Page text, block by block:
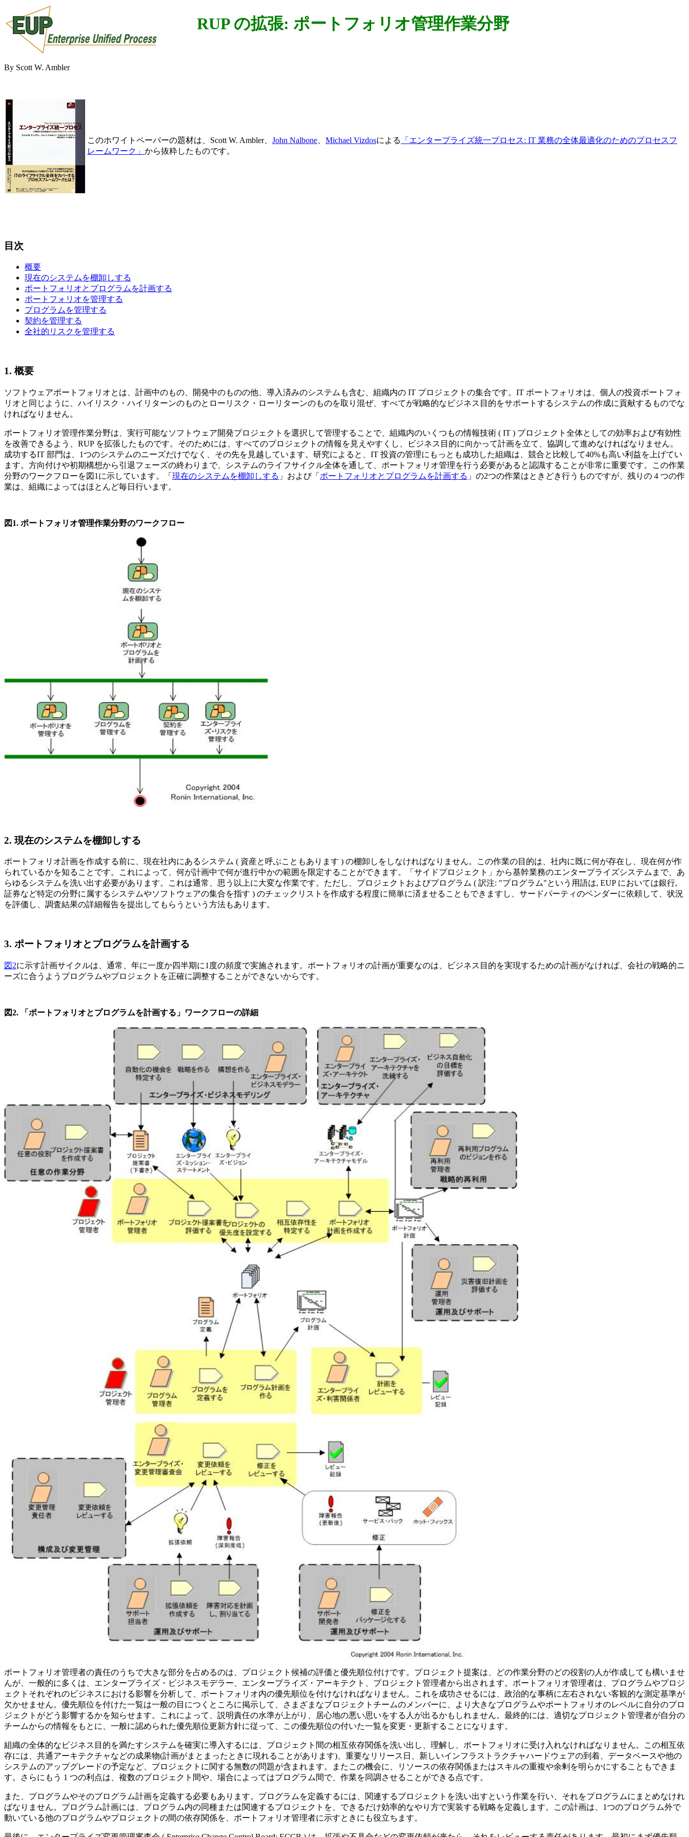
RUP の拡張: ポートフォリオ管理作業分野
By Scott W. Ambler
このホワイトペーパーの題材は、Scott W. Ambler、 John Nalbone Michael Vizdosによる
「エンタープライズ統一プロセス: IT 業務の全体最適化のためのプロセスフ
レームワーク」 から抜粋したものです。
目次
概要
現在のシステムを棚卸しする
ポートフォリオとプログラムを計画する
ポートフォリオを管理する
プログラムを管理する
契約を管理する
全社的リスクを管理する
1. 概要
ソフトウェアポートフォリオとは、計画中のもの、開発中のものの他、導入済みのシステムも含む、組織内の IT プロジェクトの集合です。IT ポートフォリオは、個人の投資ポートフォ
リオと同じように、ハイリスク・ハイリターンのものとローリスク・ローリターンのものを取り混ぜ、すべてが戦略的なビジネス目的をサポートするシステムの作成に貢献するものでな
ければなりません。
ポートフォリオ管理作業分野は、実行可能なソフトウェア開発プロジェクトを選択して管理することで、組織内のいくつもの情報技術 ( IT ) プロジェクト全体としての効率および有効性
を改善できるよう、RUP を拡張したものです。そのためには、すべてのプロジェクトの情報を見えやすくし、ビジネス目的に向かって計画を立て、協調して進めなければなりません。
成功するIT 部門は、1つのシステムのニーズだけでなく、その先を見越しています。研究によると、IT 投資の管理にもっとも成功した組織は、競合と比較して40%も高い利益を上げてい
ます。方向付けや初期構想から引退フェーズの終わりまで、システムのライフサイクル全体を通して、ポートフォリオ管理を行う必要があると認識することが非常に重要です。この作業
分野のワークフローを図1に示しています。「 現在のシステムを棚卸しする 」および「 ポートフォリオとプログラムを計画する 」の2つの作業はときどき行うものですが、残りの 4 つの作
業は、組織によってはほとんど毎日行います。
図1. ポートフォリオ管理作業分野のワークフロー
2. 現在のシステムを棚卸しする
ポートフォリオ計画を作成する前に、現在社内にあるシステム ( 資産と呼ぶこともあります ) の棚卸しをしなければなりません。この作業の目的は、社内に既に何が存在し、現在何が作
られているかを知ることです。これによって、何が計画中で何が進行中かの範囲を限定することができます。「サイドプロジェクト」から基幹業務のエンタープライズシステムまで、あ
らゆるシステムを洗い出す必要があります。これは通常、思う以上に大変な作業です。ただし、プロジェクトおよびプログラム ( 訳注: "プログラム"という用語は, EUP においては銀行,
証券など特定の分野に属するシステムやソフトウェアの集合を指す ) のチェックリストを作成する程度に簡単に済ませることもできますし、サードパーティのベンダーに依頼して、状況
を評価し、調査結果の詳細報告を提出してもらうという方法もあります。
3. ポートフォリオとプログラムを計画する
図2に示す計画サイクルは、通常、年に一度か四半期に1度の頻度で実施されます。ポートフォリオの計画が重要なのは、ビジネス目的を実現するための計画がなければ、会社の戦略的ニ
ーズに合うようプログラムやプロジェクトを正確に調整することができないからです。
図2. 「ポートフォリオとプログラムを計画する」ワークフローの詳細
ポートフォリオ管理者の責任のうちで大きな部分を占めるのは、プロジェクト候補の評価と優先順位付けです。プロジェクト提案は、どの作業分野のどの役割の人が作成しても構いませ
んが、一般的に多くは、エンタープライズ・ビジネスモデラー、エンタープライズ・アーキテクト、プロジェクト管理者から出されます。ポートフォリオ管理者は、プログラムやプロジ
ェクトそれぞれのビジネスにおける影響を分析して、ポートフォリオ内の優先順位を付けなければなりません。これを成功させるには、政治的な事柄に左右されない客観的な測定基準が
欠かせません。優先順位を付けた一覧は一般の目につくところに掲示して、さまざまなプロジェクトチームのメンバーに、より大きなプログラムやポートフォリオのレベルに自分のプロ
ジェクトがどう影響するかを知らせます。これによって、説明責任の水準が上がり、居心地の悪い思いをする人が出るかもしれません。最終的には、適切なプロジェクト管理者が自分の
チームからの情報をもとに、一般に認められた優先順位更新方針に従って、この優先順位の付いた一覧を変更・更新することになります。
組織の全体的なビジネス目的を満たすシステムを確実に導入するには、プロジェクト間の相互依存関係を洗い出し、理解し、ポートフォリオに受け入れなければなりません。この相互依
存には、共通アーキテクチャなどの成果物(計画がまとまったときに現れることがあります)、重要なリリース日、新しいインフラストラクチャハードウェアの到着、データベースや他の
システムのアップグレードの予定など、プロジェクトに関する無数の問題が含まれます。またこの機会に、リソースの依存関係またはスキルの重複や余剰を明らかにすることもできま
す。さらにもう 1 つの利点は、複数のプロジェクト間や、場合によってはプログラム間で、作業を同調させることができる点です。
また、プログラムやそのプログラム計画を定義する必要もあります。プログラムを定義するには、関連するプロジェクトを洗い出すという作業を行い、それをプログラムにまとめなけれ
ばなりません。プログラム計画には、プログラム内の同種または関連するプロジェクトを、できるだけ効率的なやり方で実装する戦略を定義します。この計画は、1つのプログラム外で
動いている他のプログラムやプロジェクトの間の依存関係を、ポートフォリオ管理者に示すときにも役立ちます。